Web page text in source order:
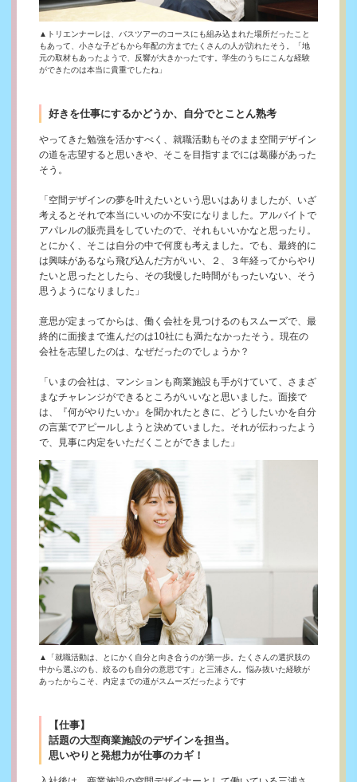
▲トリエンナーレは、バスツアーのコースにも組み込まれた場所だったこと
もあって、小さな子どもから年配の方までたくさんの人が訪れたそう。「地
元の取材もあったようで、反響が大きかったです。学生のうちにこんな経験
ができたのは本当に貴重でしたね」
好きを仕事にするかどうか、自分でとことん熟考
やってきた勉強を活かすべく、就職活動もそのまま空間デザイン
の道を志望すると思いきや、そこを目指すまでには葛藤があった
そう。
「空間デザインの夢を叶えたいという思いはありましたが、いざ
考えるとそれで本当にいいのか不安になりました。アルバイトで
アパレルの販売員をしていたので、それもいいかなと思ったり。
とにかく、そこは自分の中で何度も考えました。でも、最終的に
は興味があるなら飛び込んだ方がいい、２、３年経ってからやり
たいと思ったとしたら、その我慢した時間がもったいない、そう
思うようになりました」
意思が定まってからは、働く会社を見つけるのもスムーズで、最
終的に面接まで進んだのは10社にも満たなかったそう。現在の
会社を志望したのは、なぜだったのでしょうか？
「いまの会社は、マンションも商業施設も手がけていて、さまざ
まなチャレンジができるところがいいなと思いました。面接で
は、『何がやりたいか』を聞かれたときに、どうしたいかを自分
の言葉でアピールしようと決めていました。それが伝わったよう
で、見事に内定をいただくことができました」
▲「就職活動は、とにかく自分と向き合うのが第一歩。たくさんの選択肢の
中から選ぶのも、絞るのも自分の意思です」と三浦さん。悩み抜いた経験が
あったからこそ、内定までの道がスムーズだったようです
【仕事】
話題の大型商業施設のデザインを担当。
思いやりと発想力が仕事のカギ！